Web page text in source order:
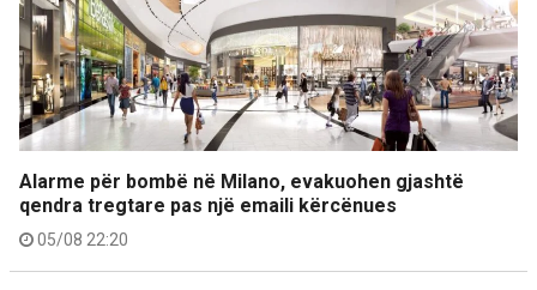
Alarme për bombë në Milano, evakuohen gjashtë
qendra tregtare pas një emaili kërcënues
05/08 22:20